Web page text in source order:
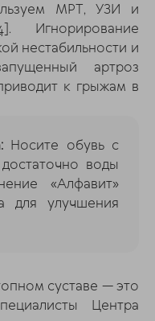
МРТ, УЗИ и
. Игнорирование
нестабильности и
артроз
к грыжам в
Носите обувь с
воды
«Алфавит»
для улучшения
суставе — это
Центра